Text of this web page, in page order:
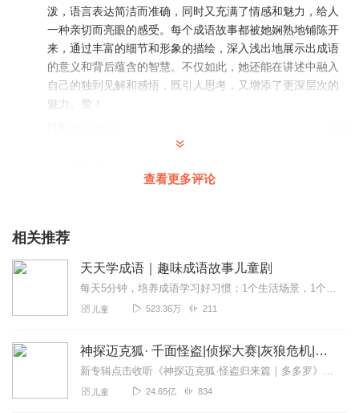
泼，语言表达简洁而准确，同时又充满了情感和魅力，给人
一种亲切而亮眼的感受。每个成语故事都被她娴熟地铺陈开
来，通过丰富的细节和形象的描绘，深入浅出地展示出成语
的意义和背后蕴含的智慧。不仅如此，她还能在讲述中融入
自己的独到见解和感悟，既引人思考，又增添了更深层次的
魅力。赞！
呵呵😄，知识点，讲给小朋友们的好专辑，必须支持一个，
回复
冬梅读书
都是很有寓意的好故事，孩子爱听，大人也爱听。主播的播
👍👍👍
2022-04-12
查看更多评论
相关推荐
天天学成语｜趣味成语故事儿童剧
每天5分钟，培养成语学习好习惯；1个生活场景，1个成语典故，1例造句；潜移默化学语文，抓住孩子的学习黄金期；hi，亲爱的小朋友们，我是你们的好朋友，也是喜欢讲故...
儿童 523.36万 211
神探迈克狐· 千面怪盗|侦探大赛|灰狼危机|多多罗
新专辑点击收听《神探迈克狐·怪盗归来篇｜多多罗》！！！>>>点击进入主播橱窗购买《神探迈克狐》系列图书吧!<<<多多罗故事【点击前往】收听多多罗其他好玩有趣的故...
儿童 24.65亿 834